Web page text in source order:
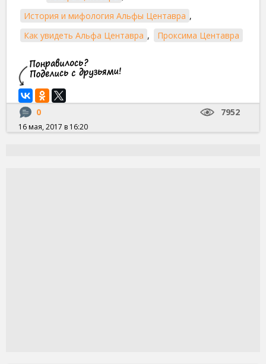
История и мифология Альфы Центавра ,
Как увидеть Альфа Центавра , Проксима Центавра
0 7952
16 мая, 2017 в 16:20